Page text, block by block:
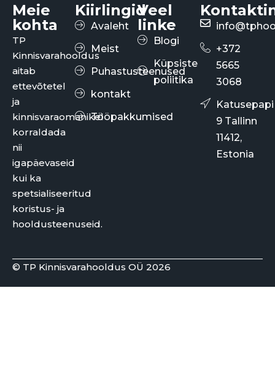
Meie
kohta
TP
Kinnisvarahooldus
aitab
ettevõtetel
ja
kinnisvaraomanikel
korraldada
nii
igapäevaseid
kui ka
spetsialiseeritud
koristus- ja
hooldusteenuseid.
Kiirlingid
Avaleht
Meist
Puhastusteenused
kontakt
Tööpakkumised
Veel
linke
Blogi
Küpsiste
poliitika
+372
5665
3068
Katusepapi
9 Tallinn
11412,
Estonia
© TP Kinnisvarahooldus OÜ 2026